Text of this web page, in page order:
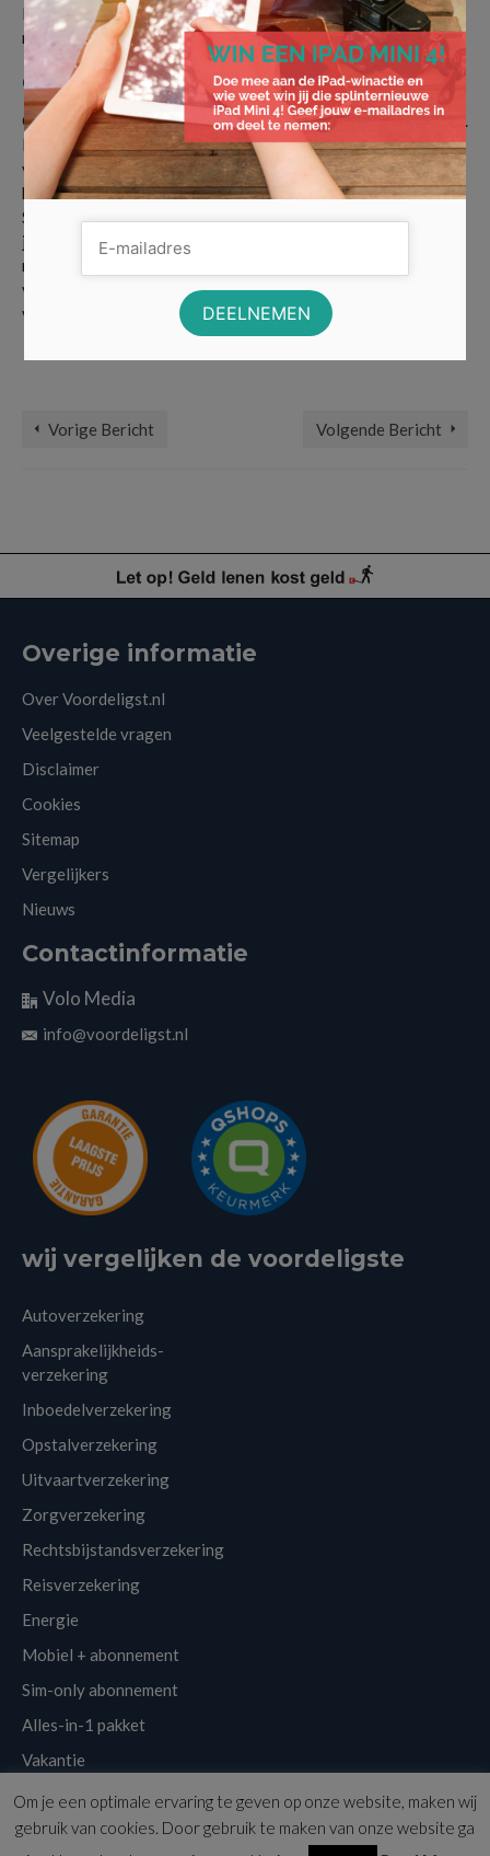
laminaatvloer met groeven kiest. De groeven geven de vloer
namelijk diepte waardoor de planken net echt lijken.
Goedkoop is duurkoop
Goedkope vloeren zijn meestal kwalitatief minder dan de dure.
Dat betekent niet dat goedkope vloeren slecht zijn en de dure
vloeren allemaal van topkwaliteit zijn. Vraag na hoe de
kwaliteit is als je het niet zeker weet of bekijk reviews online.
Soms heb je voor een paar euro meer een sterkere vloer waar
je langer mee door kunt. In dat opzicht is het soms beter om
niet alleen naar de prijs te kijken omdat je met een goedkope
vloer maar zo twee keer een nieuwe vloer moet leggen,
vergeleken met een vloer die ietsjes meer kost.
Vorige Bericht Volgende Bericht
Overige informatie
Over Voordeligst.nl
Veelgestelde vragen
Disclaimer
Cookies
Sitemap
Vergelijkers
Nieuws
Contactinformatie
Volo Media
info@voordeligst.nl
wij vergelijken de voordeligste
Autoverzekering
Aansprakelijkheids-
verzekering
Inboedelverzekering
Opstalverzekering
Uitvaartverzekering
Zorgverzekering
Rechtsbijstandsverzekering
Reisverzekering
Energie
Mobiel + abonnement
Sim-only abonnement
Alles-in-1 pakket
Vakantie
Klantenservice Links Disclaimer Sitemap
Om je een optimale ervaring te geven op onze website, maken wij
gebruik van cookies. Door gebruik te maken van onze website ga